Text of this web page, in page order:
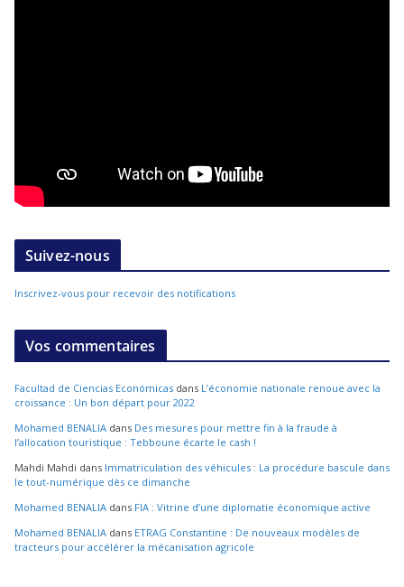
Suivez-nous
Inscrivez-vous pour recevoir des notifications
Vos commentaires
Facultad de Ciencias Económicas dans L’économie nationale renoue avec la
croissance : Un bon départ pour 2022
Mohamed BENALIA dans Des mesures pour mettre fin à la fraude à
l’allocation touristique : Tebboune écarte le cash !
Mahdi Mahdi dans Immatriculation des véhicules : La procédure bascule dans
le tout-numérique dès ce dimanche
Mohamed BENALIA dans FIA : Vitrine d’une diplomatie économique active
Mohamed BENALIA dans ETRAG Constantine : De nouveaux modèles de
tracteurs pour accélérer la mécanisation agricole